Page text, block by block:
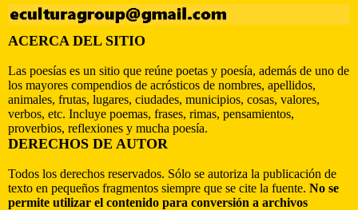
ACERCA DEL SITIO
Las poesías es un sitio que reúne poetas y poesía, además de uno de
los mayores compendios de acrósticos de nombres, apellidos,
animales, frutas, lugares, ciudades, municipios, cosas, valores,
verbos, etc. Incluye poemas, frases, rimas, pensamientos,
proverbios, reflexiones y mucha poesía.
DERECHOS DE AUTOR
Todos los derechos reservados. Sólo se autoriza la publicación de
texto en pequeños fragmentos siempre que se cite la fuente. No se
permite utilizar el contenido para conversión a archivos